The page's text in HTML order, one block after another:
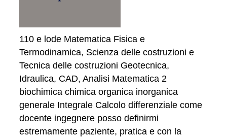
110 e lode Matematica Fisica e
Termodinamica, Scienza delle costruzioni e
Tecnica delle costruzioni Geotecnica,
Idraulica, CAD, Analisi Matematica 2
biochimica chimica organica inorganica
generale Integrale Calcolo differenziale come
docente ingegnere posso definirmi
estremamente paziente, pratica e con la